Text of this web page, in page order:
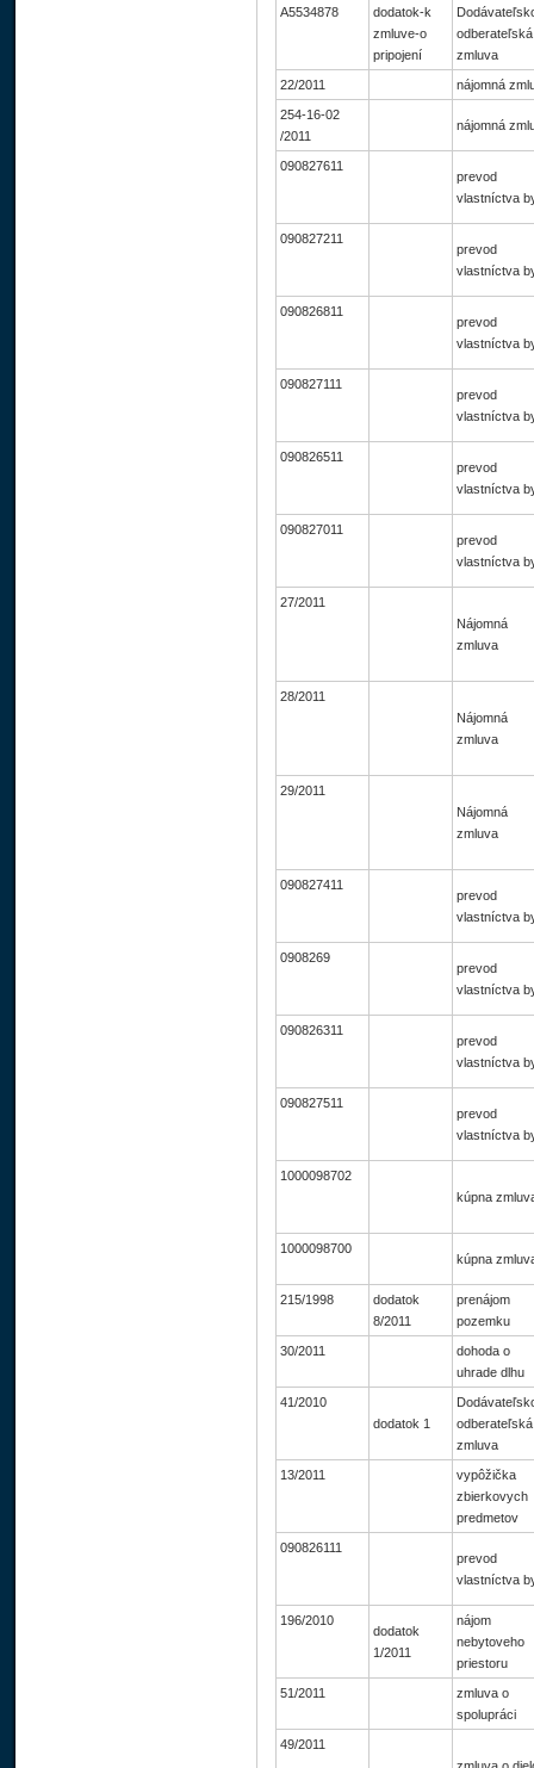
A5534878
dodatok-k
zmluve-o
pripojení
odberateľská
zmluva
22/2011 nájomná
254-16-02
/2011
nájomná
090827611
prevod
vlastníctva
090827211
prevod
vlastníctva
090826811
prevod
vlastníctva
090827111
prevod
vlastníctva
090826511
prevod
vlastníctva
090827011
prevod
vlastníctva
27/2011
Nájomná
zmluva
28/2011
Nájomná
zmluva
29/2011
Nájomná
zmluva
090827411
prevod
vlastníctva
0908269
prevod
vlastníctva
090826311
prevod
vlastníctva
090827511
prevod
vlastníctva
1000098702
kúpna
1000098700
kúpna
215/1998
dodatok
8/2011
prenájom
pozemku
30/2011
dohoda o
uhrade dlhu
41/2010
dodatok 1
odberateľská
zmluva
13/2011
vypôžička
zbierkovych
predmetov
090826111
prevod
vlastníctva
196/2010
dodatok
1/2011
nájom
nebytoveho
priestoru
51/2011
zmluva o
spolupráci
49/2011